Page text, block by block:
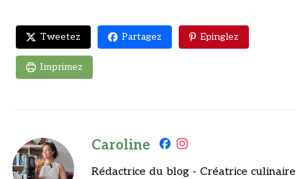
Tweetez Partagez Epinglez
Imprimez
Caroline
Rédactrice du blog - Créatrice culinaire